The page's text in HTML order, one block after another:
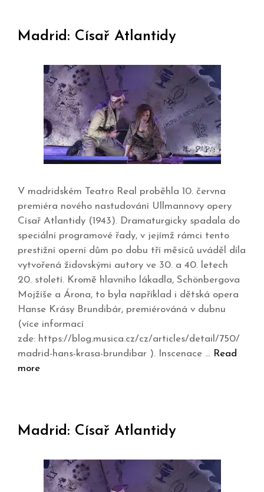
Madrid: Císař Atlantidy
V madridském Teatro Real proběhla 10. června
premiéra nového nastudování Ullmannovy opery
Císař Atlantidy (1943). Dramaturgicky spadala do
speciální programové řady, v jejímž rámci tento
prestižní operní dům po dobu tří měsíců uváděl díla
vytvořená židovskými autory ve 30. a 40. letech
20. století. Kromě hlavního lákadla, Schönbergova
Mojžíše a Árona, to byla například i dětská opera
Hanse Krásy Brundibár, premiérováná v dubnu
(více informací
zde: https://blog.musica.cz/cz/articles/detail/750/
madrid-hans-krasa-brundibar ). Inscenace … Read
more
Madrid: Císař Atlantidy